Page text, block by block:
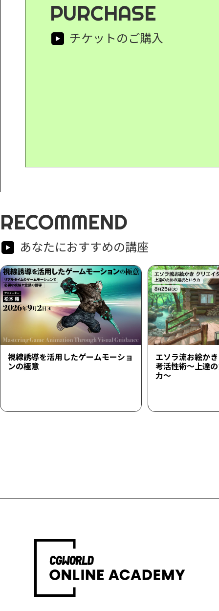
PURCHASE
チケットのご購入
RECOMMEND
あなたにおすすめの講座
視線誘導を活用したゲームモーショ
ンの極意
エソラ流お絵か
考活性術～上達
力～